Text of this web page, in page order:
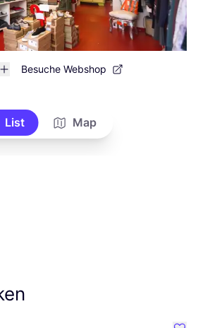
Besuche Webshop
List Map